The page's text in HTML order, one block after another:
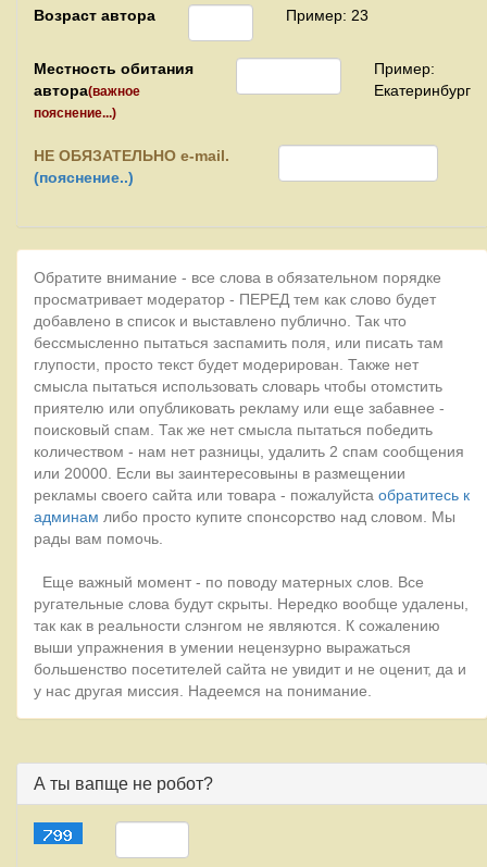
Возраст автора Пример: 23
Местность обитания
автора(важное
пояснение...)
Пример:
Екатеринбург
НЕ ОБЯЗАТЕЛЬНО e-mail.
(пояснение..)
Обратите внимание - все слова в обязательном порядке
просматривает модератор - ПЕРЕД тем как слово будет
добавлено в список и выставлено публично. Так что
бессмысленно пытаться заспамить поля, или писать там
глупости, просто текст будет модерирован. Также нет
смысла пытаться использовать словарь чтобы отомстить
приятелю или опубликовать рекламу или еще забавнее -
поисковый спам. Так же нет смысла пытаться победить
количеством - нам нет разницы, удалить 2 спам сообщения
или 20000. Если вы заинтересовыны в размещении
рекламы своего сайта или товара - пожалуйста обратитесь к
админам либо просто купите спонсорство над словом. Мы
рады вам помочь.
Еще важный момент - по поводу матерных слов. Все
ругательные слова будут скрыты. Нередко вообще удалены,
так как в реальности слэнгом не являются. К сожалению
выши упражнения в умении нецензурно выражаться
большенство посетителей сайта не увидит и не оценит, да и
у нас другая миссия. Надеемся на понимание.
А ты вапще не робот?